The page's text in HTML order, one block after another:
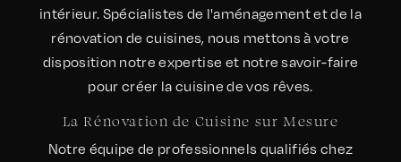
intérieur. Spécialistes de l'aménagement et de la
rénovation de cuisines, nous mettons à votre
disposition notre expertise et notre savoir-faire
pour créer la cuisine de vos rêves.
La Rénovation de Cuisine sur Mesure
Notre équipe de professionnels qualifiés chez